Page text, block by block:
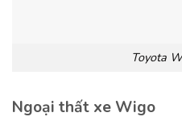
Toyota
Ngoại thất xe Wigo